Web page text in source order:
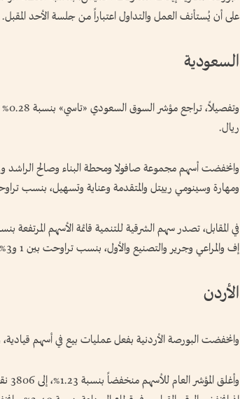
على أن يُستأنف العمل والتداول اعتباراً من جلسة الأحد المقبل.
السعودية
ريال.
وانخفضت أسهم مجموعة صافولا ومحطة البناء وصالح الراشد
ومهارة وسينومي رييتل والمتقدمة وعناية وتسهيل، بنسب تراوحت
إف والمراعي وجرير والتصنيع والأول، بنسب تراوحت بين 1 و3%.
الأردن
وانخفضت البورصة الأردنية بفعل عمليات بيع في أسهم